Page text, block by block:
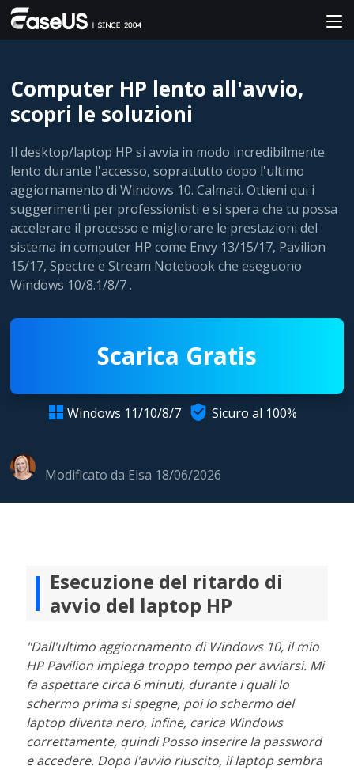
Computer HP lento all'avvio,
scopri le soluzioni
Il desktop/laptop HP si avvia in modo incredibilmente
lento durante l'accesso, soprattutto dopo l'ultimo
aggiornamento di Windows 10. Calmati. Ottieni qui i
suggerimenti per professionisti e si spera che tu possa
accelerare il processo e migliorare le prestazioni del
sistema in computer HP come Envy 13/15/17, Pavilion
15/17, Spectre e Stream Notebook che eseguono
Windows 10/8.1/8/7 .
Scarica Gratis
 Windows 11/10/8/7  Sicuro al 100%
Modificato da Elsa 18/06/2026
Esecuzione del ritardo di
avvio del laptop HP
"Dall'ultimo aggiornamento di Windows 10, il mio
HP Pavilion impiega troppo tempo per avviarsi. Mi
fa aspettare circa 6 minuti, durante i quali lo
schermo prima si spegne, poi lo schermo del
laptop diventa nero, infine, carica Windows
correttamente, quindi Posso inserire la password
e accedere. Dopo l'avvio riuscito, il laptop sembra